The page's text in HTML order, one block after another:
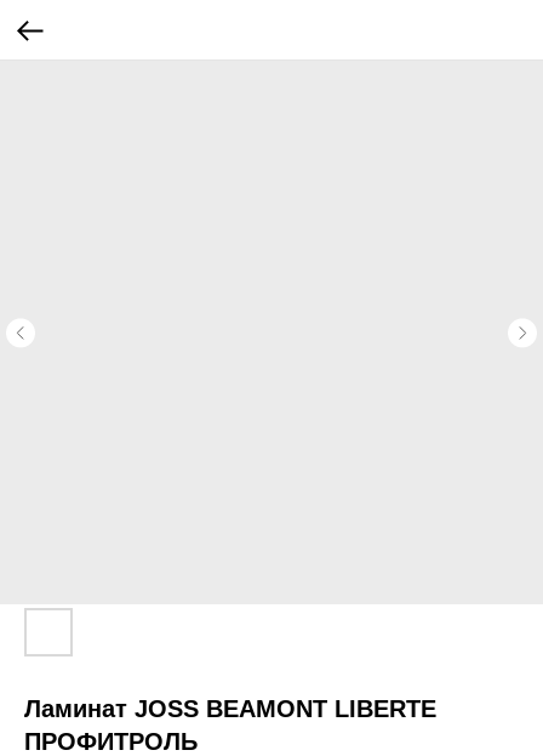
Ламинат JOSS BEAMONT LIBERTE
ПРОФИТРОЛЬ